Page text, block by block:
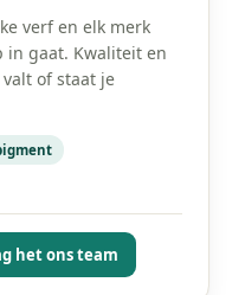
– subtiele huidtinten en
– professionele
detailwerk als
deze
verf en elk merk
in gaat. Kwaliteit en
of staat je
het ons team